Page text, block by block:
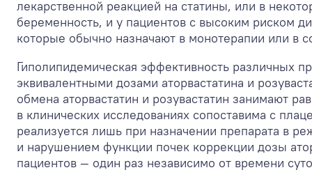
лекарственной реакцией на статины, или в
беременность, и у пациентов с высоким риском
которые обычно назначают в монотерапии или в
Гиполипидемическая эффективность различных
эквивалентными дозами аторвастатина и
обмена аторвастатин и розувастатин занимают
в клинических исследованиях сопоставима с
реализуется лишь при назначении препарата в
и нарушением функции почек коррекции дозы
пациентов — один раз независимо от времени